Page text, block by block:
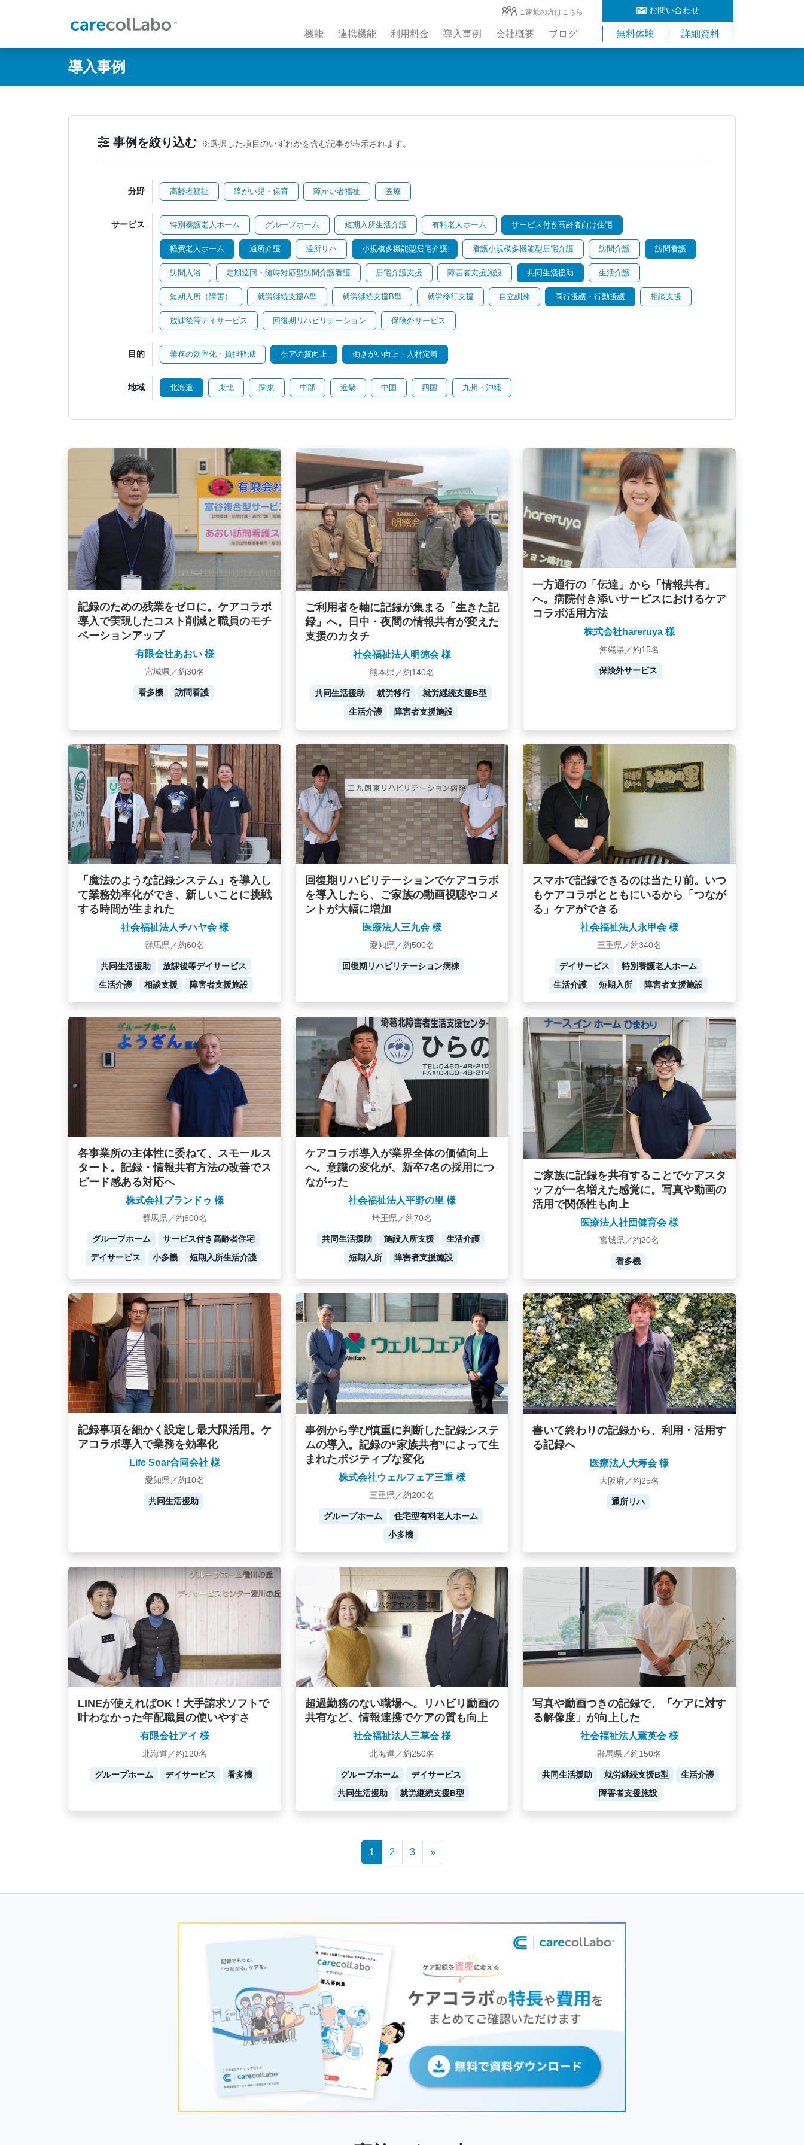
お問い合わせ
ご家族の方はこちら
機能 連携機能 利用料金 導入事例 会社概要 ブログ 無料体験 詳細資料
導入事例
事例を絞り込む ※選択した項目のいずれかを含む記事が表示されます。
分野 高齢者福祉 障がい児・保育 障がい者福祉 医療
サービス 特別養護老人ホーム グループホーム 短期入所生活介護 有料老人ホーム サービス付き高齢者向け住宅
軽費老人ホーム 通所介護 通所リハ 小規模多機能型居宅介護 看護小規模多機能型居宅介護 訪問介護 訪問看護
訪問入浴 定期巡回・随時対応型訪問介護看護 居宅介護支援 障害者支援施設 共同生活援助 生活介護
短期入所（障害） 就労継続支援A型 就労継続支援B型 就労移行支援 自立訓練 同行援護・行動援護 相談支援
放課後等デイサービス 回復期リハビリテーション 保険外サービス
目的 業務の効率化・負担軽減 ケアの質向上 働きがい向上・人材定着
地域 北海道 東北 関東 中部 近畿 中国 四国 九州・沖縄
記録のための残業をゼロに。ケアコラボ
導入で実現したコスト削減と職員のモチ
ベーションアップ
有限会社あおい 様
宮城県／約30名
看多機 訪問看護
ご利用者を軸に記録が集まる「生きた記
録」へ。日中・夜間の情報共有が変えた
支援のカタチ
社会福祉法人明徳会 様
熊本県／約140名
共同生活援助 就労移行
就労継続支援B型
生活介護
障害者支援施設
一方通行の「伝達」から「情報共有」
へ。病院付き添いサービスにおけるケア
コラボ活用方法
株式会社hareruya 様
沖縄県／約15名
保険外サービス
「魔法のような記録システム」を導入し
て業務効率化ができ、新しいことに挑戦
する時間が生まれた
社会福祉法人チハヤ会 様
群馬県／約60名
共同生活援助
放課後等デイサービス
生活介護
相談支援 障害者支援施設
回復期リハビリテーションでケアコラボ
を導入したら、ご家族の動画視聴やコメ
ントが大幅に増加
医療法人三九会 様
愛知県／約500名
回復期リハビリテーション病棟
スマホで記録できるのは当たり前。いつ
もケアコラボとともにいるから「つなが
る」ケアができる
社会福祉法人永甲会 様
三重県／約340名
デイサービス
特別養護老人ホーム
生活介護
短期入所 障害者支援施設
各事業所の主体性に委ねて、スモールス
タート。記録・情報共有方法の改善でス
ピード感ある対応へ
株式会社プランドゥ 様
群馬県／約600名
グループホーム
サービス付き高齢者住宅
デイサービス
小多機 短期入所生活介護
ケアコラボ導入が業界全体の価値向上
へ。意識の変化が、新卒7名の採用につ
ながった
社会福祉法人平野の里 様
埼玉県／約70名
共同生活援助 施設入所支援
生活介護
短期入所
障害者支援施設
ご家族に記録を共有することでケアスタ
ッフが一名増えた感覚に。写真や動画の
活用で関係性も向上
医療法人社団健育会 様
宮城県／約20名
看多機
記録事項を細かく設定し最大限活用。ケ
アコラボ導入で業務を効率化
Life Soar合同会社 様
愛知県／約10名
共同生活援助
事例から学び慎重に判断した記録システ
ムの導入。記録の“家族共有”によって生
まれたポジティブな変化
株式会社ウェルフェア三重 様
三重県／約200名
グループホーム
住宅型有料老人ホーム
小多機
書いて終わりの記録から、利用・活用す
る記録へ
医療法人大寿会 様
大阪府／約25名
通所リハ
LINEが使えればOK！大手請求ソフトで
叶わなかった年配職員の使いやすさ
有限会社アイ 様
北海道／約120名
グループホーム デイサービス 看多機
超過勤務のない職場へ。リハビリ動画の
共有など、情報連携でケアの質も向上
社会福祉法人三草会 様
北海道／約250名
グループホーム
デイサービス
共同生活援助
就労継続支援B型
写真や動画つきの記録で、「ケアに対す
る解像度」が向上した
社会福祉法人薫英会 様
群馬県／約150名
共同生活援助 就労継続支援B型
生活介護
障害者支援施設
1 2 3 »